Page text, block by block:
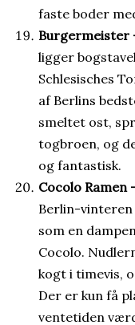
faste boder
Burgermeister
ligger
Schlesisches
af Berlins
smeltet ost,
togbroen, og
og fantastisk.
Cocolo Ramen
Berlin-
som en
Cocolo.
kogt i timevis,
Der er kun få
ventetiden